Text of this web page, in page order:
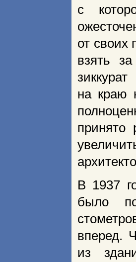
с
от своих
взять
на краю
принято
В 1937
было
вперед.
из